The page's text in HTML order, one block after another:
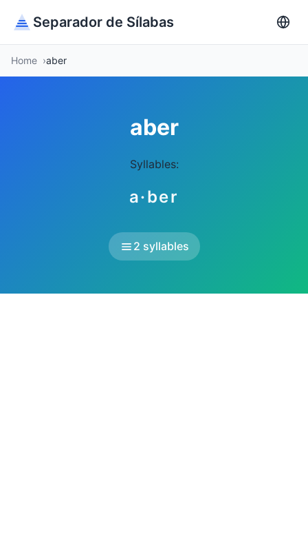
Separador de Sílabas
Home aber
aber
Syllables:
a·ber
2 syllables